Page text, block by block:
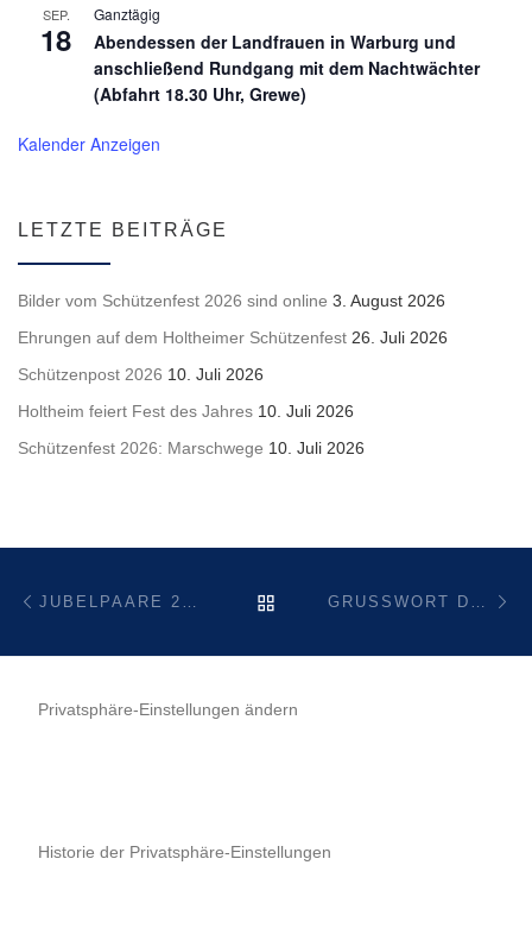
SEP.
18
Ganztägig
Abendessen der Landfrauen in Warburg und
anschließend Rundgang mit dem Nachtwächter
(Abfahrt 18.30 Uhr, Grewe)
Kalender Anzeigen
LETZTE BEITRÄGE
Bilder vom Schützenfest 2026 sind online 3. August 2026
Ehrungen auf dem Holtheimer Schützenfest 26. Juli 2026
Schützenpost 2026 10. Juli 2026
Holtheim feiert Fest des Jahres 10. Juli 2026
Schützenfest 2026: Marschwege 10. Juli 2026
BeitragsnavigationZURÜCK ZUR
Privatsphäre-Einstellungen ändern
Historie der Privatsphäre-Einstellungen